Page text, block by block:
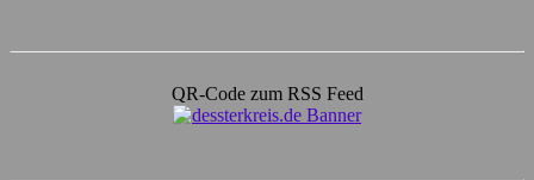
QR-Code zum RSS Feed